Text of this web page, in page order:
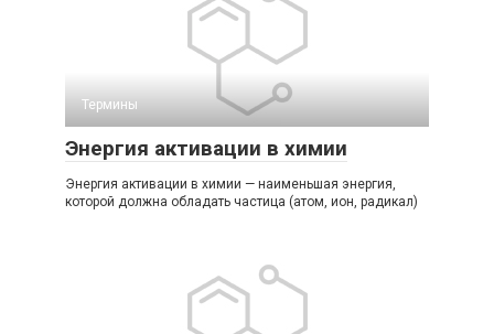
Термины
Энергия активации в химии
Энергия активации в химии — наименьшая энергия,
которой должна обладать частица (атом, ион, радикал)